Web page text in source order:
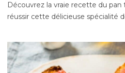
Découvrez la vraie recette du
réussir cette délicieuse spécialité